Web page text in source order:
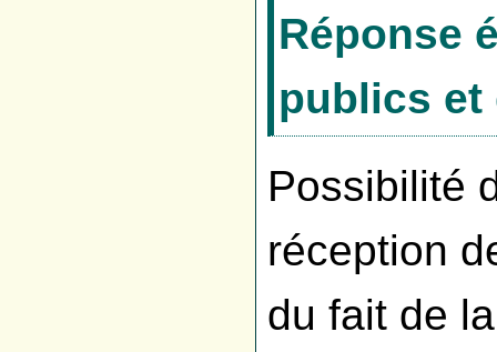
Réponse
publics et
Possibilité
réception
du fait de